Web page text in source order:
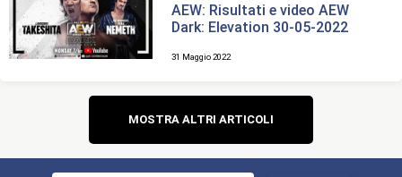
AEW: Risultati e video AEW
Dark: Elevation 30-05-2022
31 Maggio 2022
Navigazione
articoli
MOSTRA ALTRI ARTICOLI